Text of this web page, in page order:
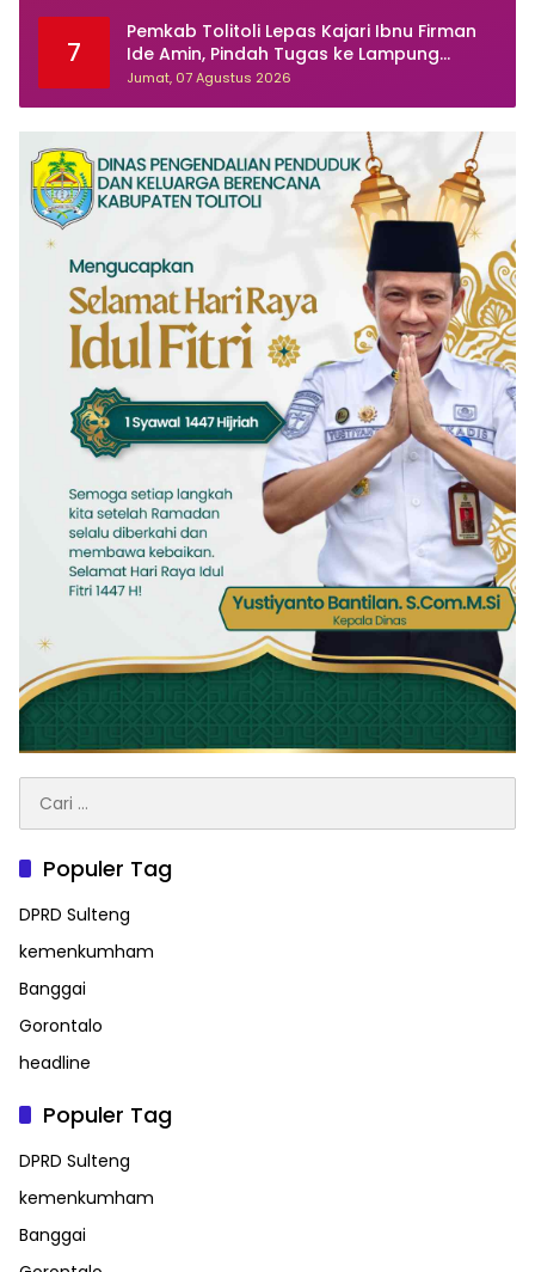
7
Pemkab Tolitoli Lepas Kajari Ibnu Firman
Ide Amin, Pindah Tugas ke Lampung
Selatan
Jumat, 07 Agustus 2026
untuk:
Populer Tag
DPRD Sulteng
kemenkumham
Banggai
Gorontalo
headline
Populer Tag
DPRD Sulteng
kemenkumham
Banggai